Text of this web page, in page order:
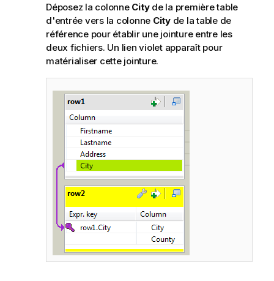
Déposez la colonne Cityde la première table
d'entrée vers la colonne Cityde la table de
référence pour établir une jointure entre les
deux fichiers. Un lien violet apparaît pour
matérialiser cette jointure.